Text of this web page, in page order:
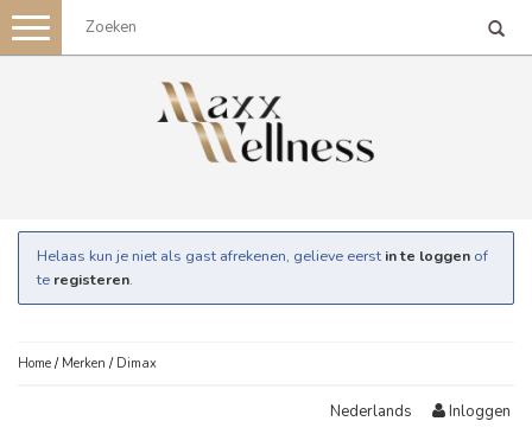
Toggle
navigation
Helaas kun je niet als gast afrekenen, gelieve eerst in te loggen of
te registeren.
Home / Merken / Dimax
Nederlands Inloggen